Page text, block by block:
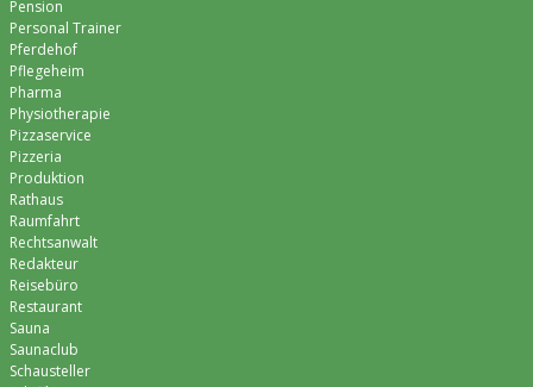
Pension
Personal Trainer
Pferdehof
Pflegeheim
Pharma
Physiotherapie
Pizzaservice
Pizzeria
Produktion
Rathaus
Raumfahrt
Rechtsanwalt
Redakteur
Reisebüro
Restaurant
Sauna
Saunaclub
Schausteller